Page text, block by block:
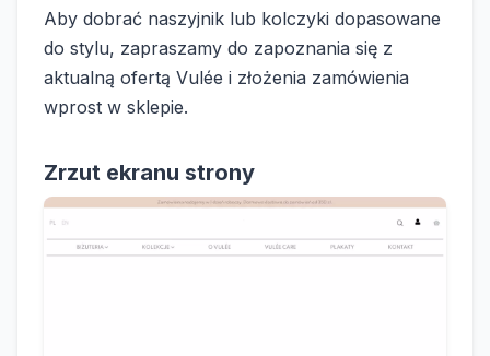
Aby dobrać naszyjnik lub kolczyki dopasowane
do stylu, zapraszamy do zapoznania się z
aktualną ofertą Vulée i złożenia zamówienia
wprost w sklepie.
Zrzut ekranu strony